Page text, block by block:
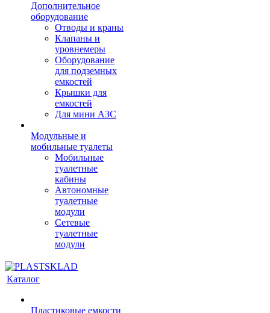
Дополнительное
оборудование
Отводы и краны
Клапаны и
уровнемеры
Оборудование
для подземных
емкостей
Крышки для
емкостей
Для мини АЗС
Модульные и
мобильные туалеты
Мобильные
туалетные
кабины
Автономные
туалетные
модули
Сетевые
туалетные
модули
Каталог
Пластиковые емкости